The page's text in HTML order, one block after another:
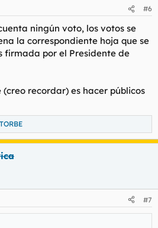
#6
ningún voto, los votos se
la correspondiente hoja que se
firmada por el Presidente de
recordar) es hacer públicos
TORBE
#7